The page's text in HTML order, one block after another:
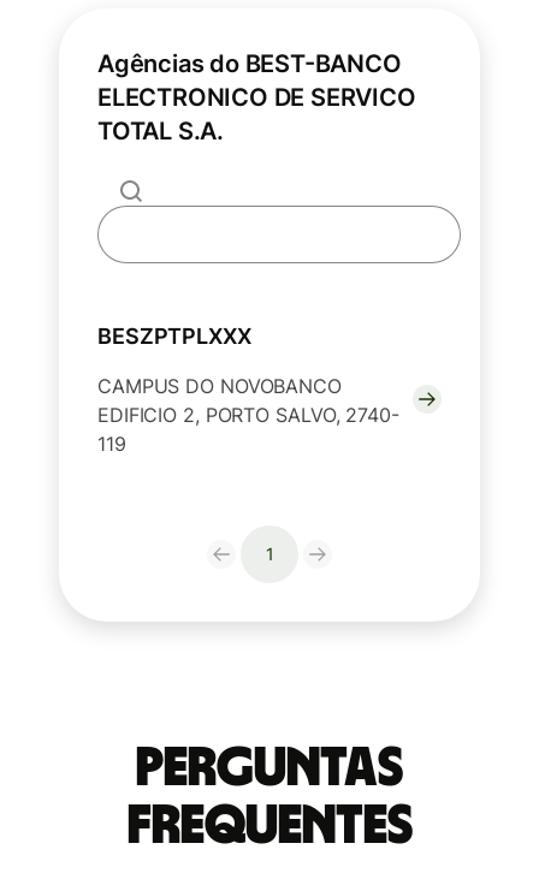
Agências do BEST-BANCO
ELECTRONICO DE SERVICO
TOTAL S.A.
BESZPTPLXXX
CAMPUS DO NOVOBANCO
EDIFICIO 2, PORTO SALVO, 2740-
119
1
Perguntas
frequentes